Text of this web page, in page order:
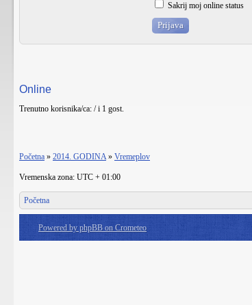
Sakrij moj online status
Online
Trenutno korisnika/ca: / i 1 gost.
Početna » 2014. GODINA» Vremeplov
Vremenska zona: UTC + 01:00
Početna
Powered by phpBB on Crometeo